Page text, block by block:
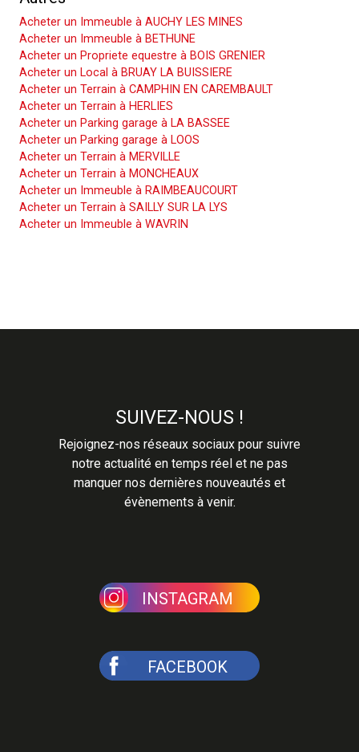
Acheter un Immeuble à AUCHY LES MINES
Acheter un Immeuble à BETHUNE
Acheter un Propriete equestre à BOIS GRENIER
Acheter un Local à BRUAY LA BUISSIERE
Acheter un Terrain à CAMPHIN EN CAREMBAULT
Acheter un Terrain à HERLIES
Acheter un Parking garage à LA BASSEE
Acheter un Parking garage à LOOS
Acheter un Terrain à MERVILLE
Acheter un Terrain à MONCHEAUX
Acheter un Immeuble à RAIMBEAUCOURT
Acheter un Terrain à SAILLY SUR LA LYS
Acheter un Immeuble à WAVRIN
SUIVEZ-NOUS !
Rejoignez-nos réseaux sociaux pour suivre
notre actualité en temps réel et ne pas
manquer nos dernières nouveautés et
évènements à venir.
INSTAGRAM
FACEBOOK